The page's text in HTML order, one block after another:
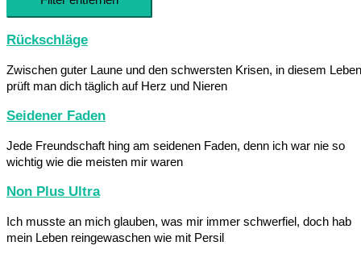
Rückschläge
Zwischen guter Laune und den schwersten Krisen, in diesem Leben
prüft man dich täglich auf Herz und Nieren
Seidener Faden
Jede Freundschaft hing am seidenen Faden, denn ich war nie so
wichtig wie die meisten mir waren
Non Plus Ultra
Ich musste an mich glauben, was mir immer schwerfiel, doch hab
mein Leben reingewaschen wie mit Persil